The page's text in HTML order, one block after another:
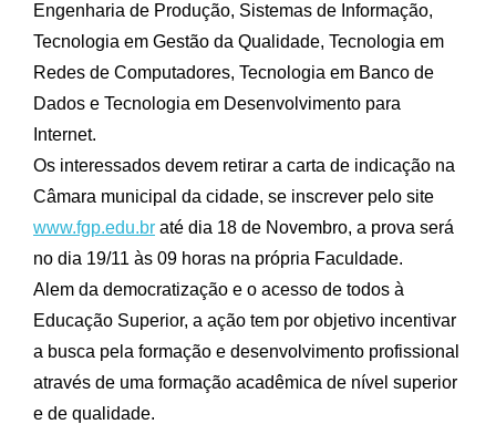
Engenharia de Produção, Sistemas de Informação,
Tecnologia em Gestão da Qualidade, Tecnologia em
Redes de Computadores, Tecnologia em Banco de
Dados e Tecnologia em Desenvolvimento para
Internet.
Os interessados devem retirar a carta de indicação na
Câmara municipal da cidade, se inscrever pelo site
www.fgp.edu.br até dia 18 de Novembro, a prova será
no dia 19/11 às 09 horas na própria Faculdade.
Alem da democratização e o acesso de todos à
Educação Superior, a ação tem por objetivo incentivar
a busca pela formação e desenvolvimento profissional
através de uma formação acadêmica de nível superior
e de qualidade.